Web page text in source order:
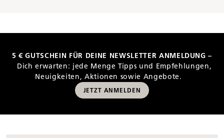
5 € GUTSCHEIN FÜR DEINE NEWSLETTER ANMELDUNG –
Dich erwarten: jede Menge Tipps und Empfehlungen,
Neuigkeiten, Aktionen sowie Angebote.
JETZT ANMELDEN